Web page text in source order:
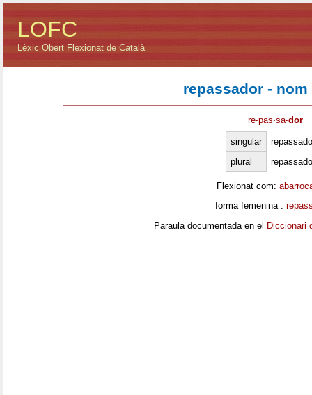
LOFC
Lèxic Obert Flexionat de Català
repassador -
re·pas·sa·dor
singular
plural
Flexionat com:
forma femenina :
Paraula documentada en el Diccionari